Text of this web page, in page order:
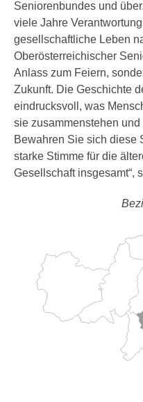
Seniorenbundes und
viele Jahre
gesellschaftliche Leben
Oberösterreichischer
Anlass zum Feiern,
Zukunft. Die Geschichte
eindrucksvoll, was
sie zusammenstehen
Bewahren Sie sich diese
starke Stimme für die
Gesellschaft insgesamt“,